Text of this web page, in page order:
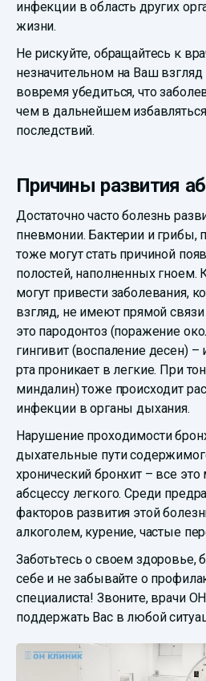
инфекции в область других
жизни.
Не рискуйте, обращайтесь к
незначительном на Ваш
вовремя убедиться, что
чем в дальнейшем
последствий.
Причины развития
Достаточно часто болезнь
пневмонии. Бактерии и грибы,
тоже могут стать причиной
полостей, наполненных гноем.
могут привести заболевания,
взгляд, не имеют прямой
это пародонтоз (поражение
гингивит (воспаление десен) –
рта проникает в легкие. При
миндалин) тоже происходит
инфекции в органы дыхания.
Нарушение проходимости
дыхательные пути
хронический бронхит – все
абсцессу легкого. Среди
факторов развития этой
алкоголем, курение, частые
Заботьтесь о своем здоровье,
себе и не забывайте о
специалиста! Звоните, врачи
поддержать Вас в любой